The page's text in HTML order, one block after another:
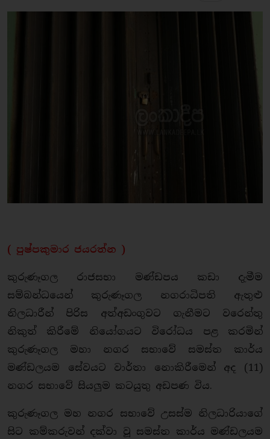
( පුෂ්පකුමාර ජයරත්න )
කුරුණෑගල රාජසභා මණ්ඩපය කඩා දැමීම
සම්බන්ධයෙන් කුරුණෑගල නගරාධිපති ඇතුළු
නිලධාරීන් පිරිස අත්අඩංගුවට ගැනීමට වරෙන්තු
නිකුත් කිරීමේ නියෝගයට විරෝධය පළ කරමින්
කුරුණෑගල මහා නගර සභාවේ සමස්ත කාර්ය
මණ්ඩලයම සේවයට වාර්තා නොකිරීමෙන් අද (11)
නගර සභාවේ සියලුම කටයුතු අඩපණ විය.
කුරුණෑගල මහ නගර සභාවේ උසස්ම නිලධාරියාගේ
සිට කම්කරුවන් දක්වා වූ සමස්ත කාර්ය මණ්ඩලයම